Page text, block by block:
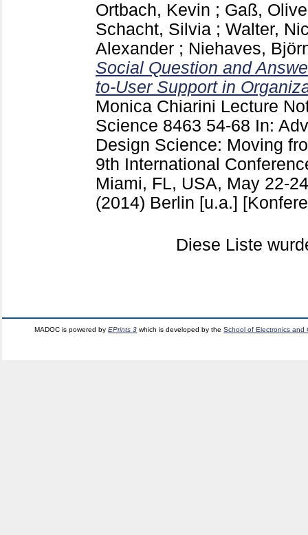
Ortbach, Kevin ; Gaß,
Schacht, Silvia ; Walter,
Alexander ; Niehaves,
Social Question and
to-User Support in
Monica Chiarini Lecture
Science 8463 54-68 In:
Design Science: Moving
9th International
Miami, FL, USA, May 22-
(2014) Berlin [u.a.]
Diese Liste
MADOC is powered byEPrints 3 which is developed by theSchool of Electronics and